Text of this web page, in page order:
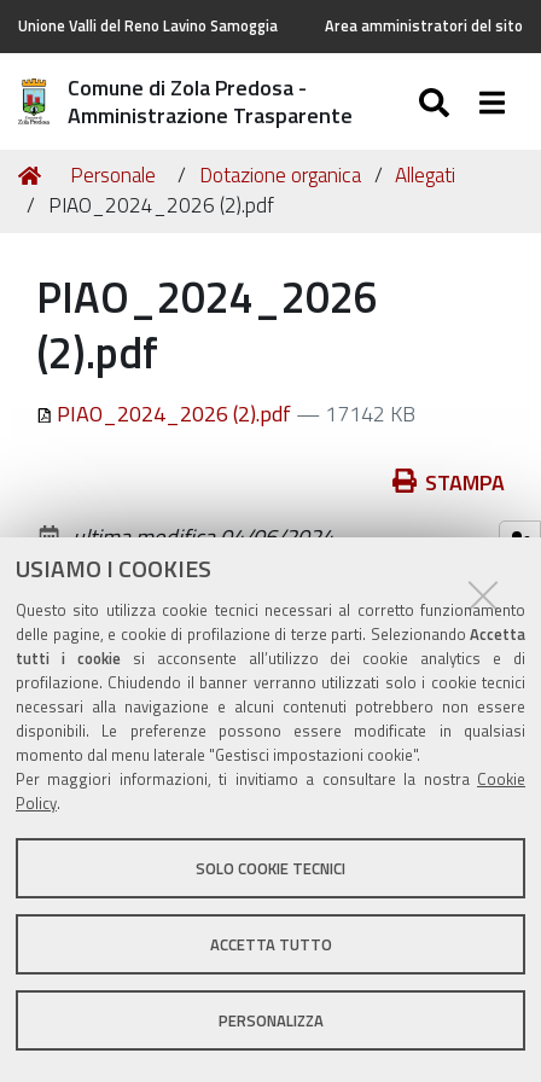
USIAMO I COOKIES
Questo sito utilizza cookie tecnici necessari al corretto funzionamento
delle pagine, e cookie di profilazione di terze parti. Selezionando Accetta
tutti i cookiesi acconsente all’utilizzo dei cookie analytics e di
profilazione. Chiudendo il banner verranno utilizzati solo i cookie tecnici
necessari alla navigazione e alcuni contenuti potrebbero non essere
disponibili. Le preferenze possono essere modificate in qualsiasi
momento dal menu laterale "Gestisci impostazioni cookie".
Per maggiori informazioni, ti invitiamo a consultare la nostra Cookie
Policy.
SOLO COOKIE TECNICI
ACCETTA TUTTO
PERSONALIZZA
Unione Valli del Reno Lavino Samoggia Area amministratori del sito
Comune di Zola Predosa -
Amministrazione Trasparente
Tu
sei
Home
Personale Dotazione organica
Allegati
PIAO_2024_2026 (2).pdf
PIAO_2024_2026
(2).pdf
PIAO_2024_2026 (2).pdf— 17142 KB
documento
STAMPA
ultima modifica04/06/2024
Valuta questo sito
Sito istituzionale Comune di Zola Predosa
Privacy policy|DPO|Accessibilità